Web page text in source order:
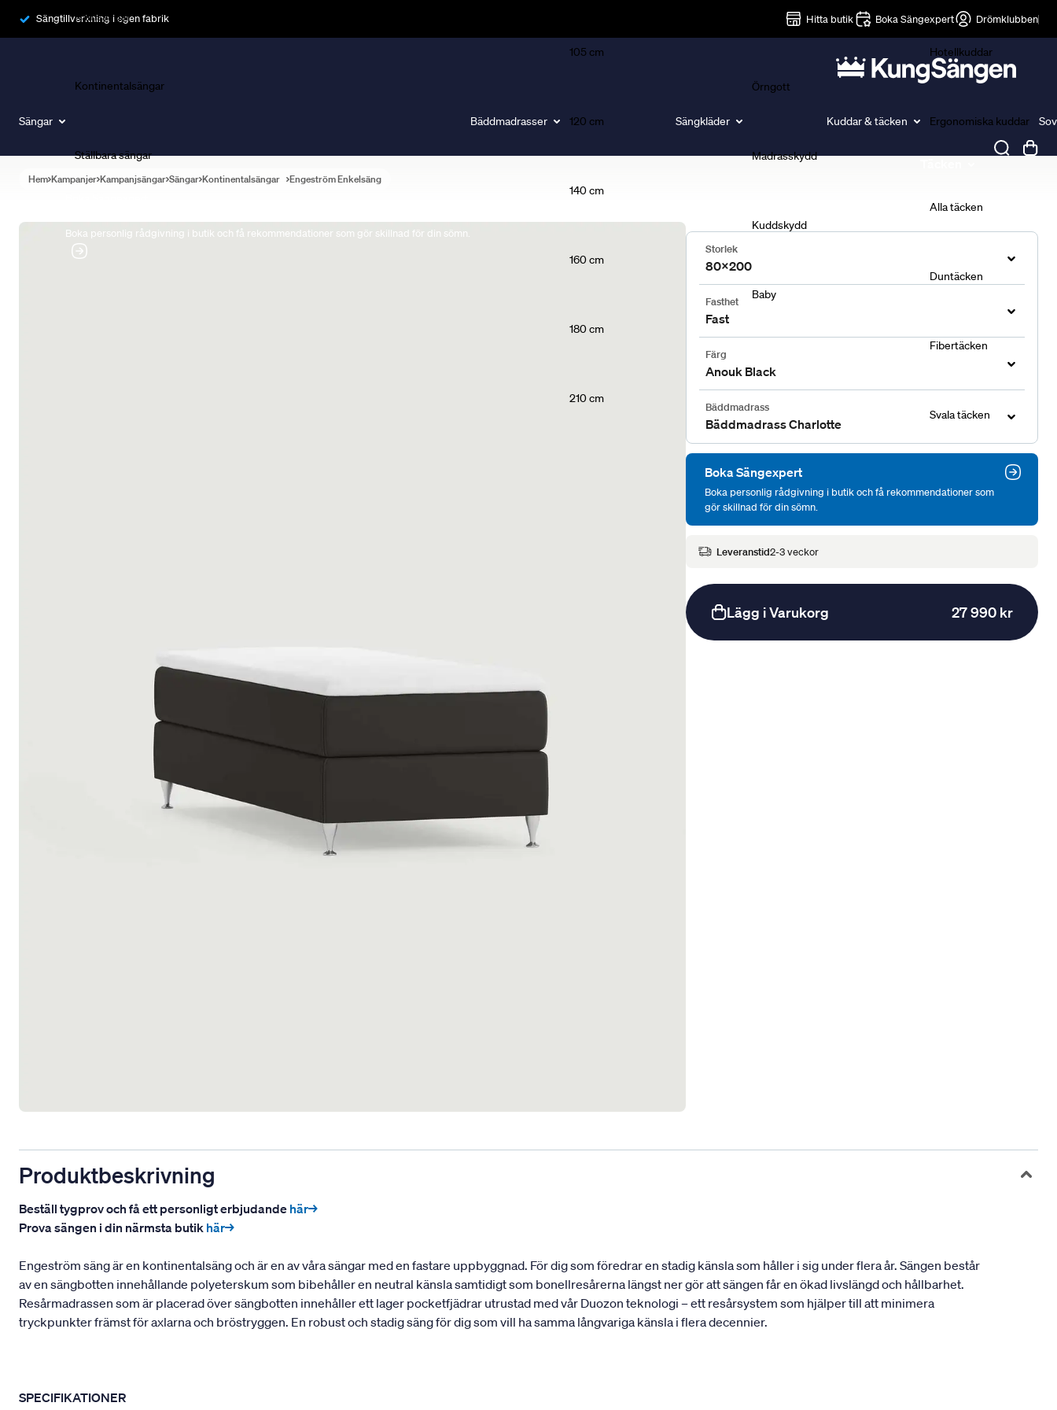
Sängtillverkning i egen fabrik Hitta butik Boka Sängexpert Drömklubben
Sängar
Ramsängar
Kontinentalsängar
Ställbara sängar
Boka personlig rådgivning i butik och få rekommendationer som gör skillnad för din sömn.
Bäddmadrasser
105 cm
120 cm
140 cm
160 cm
180 cm
210 cm
Sängkläder
Örngott
Madrasskydd
Kuddskydd
Baby
Kuddar & täcken
Hotellkuddar
Ergonomiska kuddar
Alla täcken
Duntäcken
Fibertäcken
Svala täcken
Hem Kampanjer Kampanjsängar Sängar Kontinentalsängar Engeström Enkelsäng
Storlek
80x200
Fasthet
Fast
Färg
Anouk Black
Bäddmadrass
Bäddmadrass Charlotte
Boka Sängexpert
Boka personlig rådgivning i butik och få rekommendationer som
gör skillnad för din sömn.
Leveranstid2-3 veckor
Lägg i Varukorg 27 990 kr
Produktbeskrivning
Beställ tygprov och få ett personligt erbjudande här→
Prova sängen i din närmsta butik här→
Engeström säng är en kontinentalsäng och är en av våra sängar med en fastare uppbyggnad. För dig som föredrar en stadig känsla som håller i sig under flera år. Sängen består
av en sängbotten innehållande polyeterskum som bibehåller en neutral känsla samtidigt som bonellresårerna längst ner gör att sängen får en ökad livslängd och hållbarhet.
Resårmadrassen som är placerad över sängbotten innehåller ett lager pocketfjädrar utrustad med vår Duozon teknologi – ett resårsystem som hjälper till att minimera
tryckpunkter främst för axlarna och bröstryggen. En robust och stadig säng för dig som vill ha samma långvariga känsla i flera decennier.
SPECIFIKATIONER